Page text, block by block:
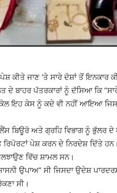
ਜਾਣ ‘ਤੇ ਸਾਰੇ ਦੋਸ਼ਾਂ ਤੋਂ ਇਨਕਾਰ
ਦੇ ਬਾਹਰ ਪੱਤਰਕਾਰਾਂ ਨੂੰ ਦੱਸਿਆ ਕਿ
ਇਹ ਕੇਸ ਨੂੰ ਕਦੇ ਵੀ ਨਹੀਂ ਆਇਆ
ਬਿਊਰੋ ਅਤੇ ਗ੍ਰਹਿ ਵਿਭਾਗ ਨੂੰ ਭੁੱਲਰ
ਪੇਸ਼ ਕਰਨ ਦੇ ਨਿਰਦੇਸ਼ ਦਿੱਤੇ
ਵਿੱਚ ਸ਼ਾਮਲ ਸਨ।
ਉਪਾਅ” ਸੀ ਜਿਸਦਾ ਉਦੇਸ਼
ਸੀ।